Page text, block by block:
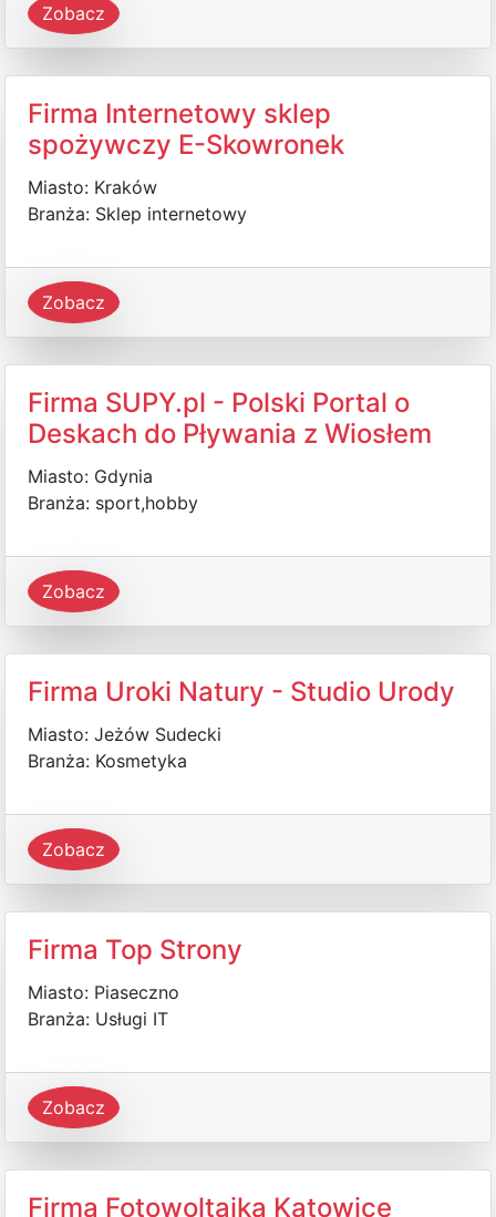
Zobacz
Firma Internetowy sklep
spożywczy E-Skowronek
Miasto: Kraków
Branża: Sklep internetowy
Zobacz
Firma SUPY.pl - Polski Portal o
Deskach do Pływania z Wiosłem
Miasto: Gdynia
Branża: sport,hobby
Zobacz
Firma Uroki Natury - Studio Urody
Miasto: Jeżów Sudecki
Branża: Kosmetyka
Zobacz
Firma Top Strony
Miasto: Piaseczno
Branża: Usługi IT
Zobacz
Firma Fotowoltaika Katowice